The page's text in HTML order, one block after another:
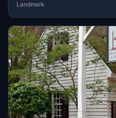
Landmark